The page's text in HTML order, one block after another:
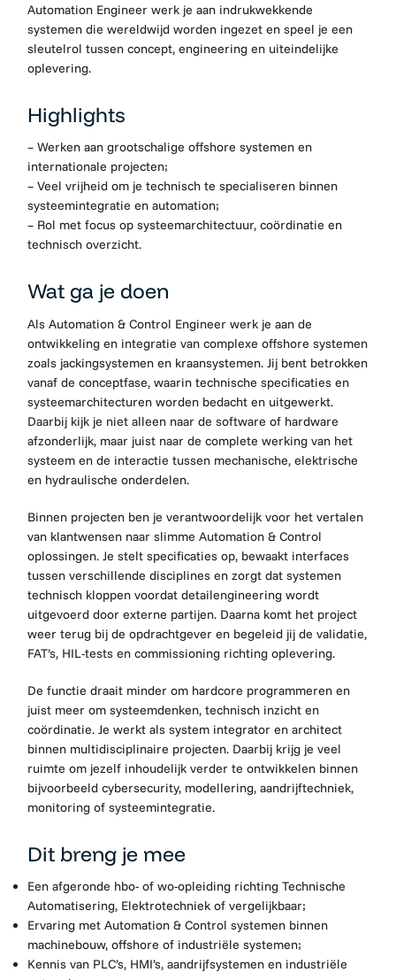
Automation Engineer werk je aan indrukwekkende
systemen die wereldwijd worden ingezet en speel je een
sleutelrol tussen concept, engineering en uiteindelijke
oplevering.
Highlights
– Werken aan grootschalige offshore systemen en
internationale projecten;
– Veel vrijheid om je technisch te specialiseren binnen
systeemintegratie en automation;
– Rol met focus op systeemarchitectuur, coördinatie en
technisch overzicht.
Wat ga je doen
Als Automation & Control Engineer werk je aan de
ontwikkeling en integratie van complexe offshore systemen
zoals jackingsystemen en kraansystemen. Jij bent betrokken
vanaf de conceptfase, waarin technische specificaties en
systeemarchitecturen worden bedacht en uitgewerkt.
Daarbij kijk je niet alleen naar de software of hardware
afzonderlijk, maar juist naar de complete werking van het
systeem en de interactie tussen mechanische, elektrische
en hydraulische onderdelen.
Binnen projecten ben je verantwoordelijk voor het vertalen
van klantwensen naar slimme Automation & Control
oplossingen. Je stelt specificaties op, bewaakt interfaces
tussen verschillende disciplines en zorgt dat systemen
technisch kloppen voordat detailengineering wordt
uitgevoerd door externe partijen. Daarna komt het project
weer terug bij de opdrachtgever en begeleid jij de validatie,
FAT’s, HIL-tests en commissioning richting oplevering.
De functie draait minder om hardcore programmeren en
juist meer om systeemdenken, technisch inzicht en
coördinatie. Je werkt als system integrator en architect
binnen multidisciplinaire projecten. Daarbij krijg je veel
ruimte om jezelf inhoudelijk verder te ontwikkelen binnen
bijvoorbeeld cybersecurity, modellering, aandrijftechniek,
monitoring of systeemintegratie.
Dit breng je mee
Een afgeronde hbo- of wo-opleiding richting Technische
Automatisering, Elektrotechniek of vergelijkbaar;
Ervaring met Automation & Control systemen binnen
machinebouw, offshore of industriële systemen;
Kennis van PLC’s, HMI’s, aandrijfsystemen en industriële